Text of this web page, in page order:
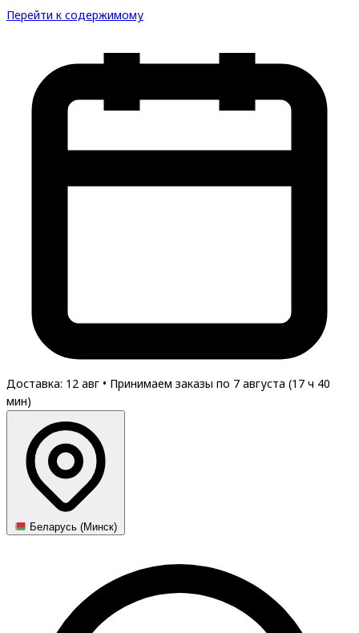
Перейти к содержимому
Доставка: 12 авг • Принимаем заказы по 7 августа (17 ч 40
мин)
Беларусь (Минск)